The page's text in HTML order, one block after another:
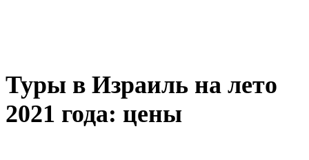
Туры в Израиль на лето
2021 года: цены